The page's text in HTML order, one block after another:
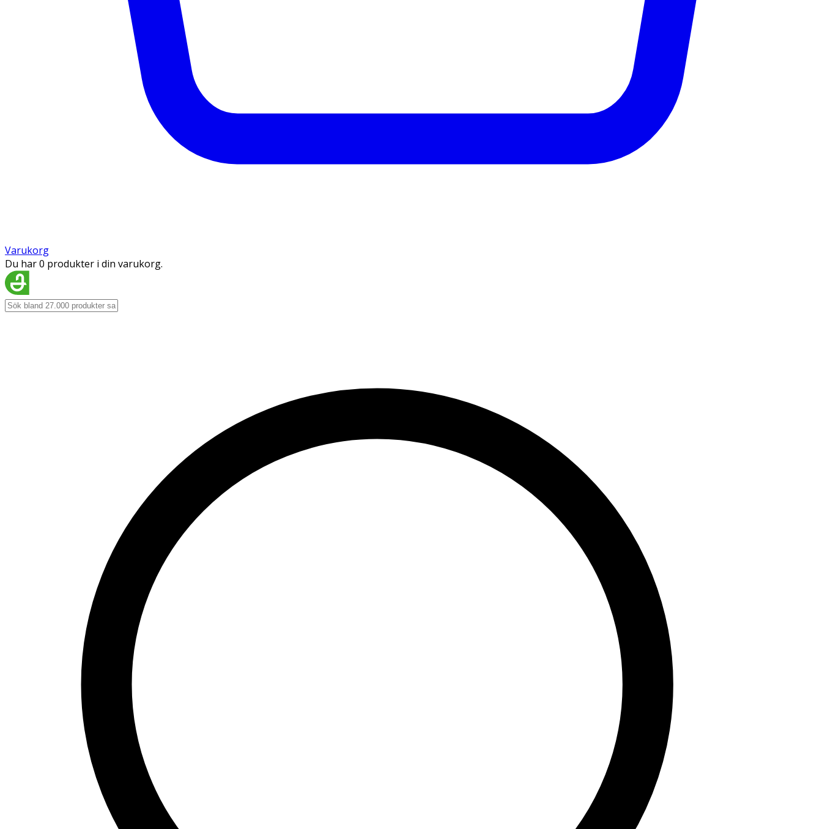
Varukorg
Du har 0 produkter i din varukorg.